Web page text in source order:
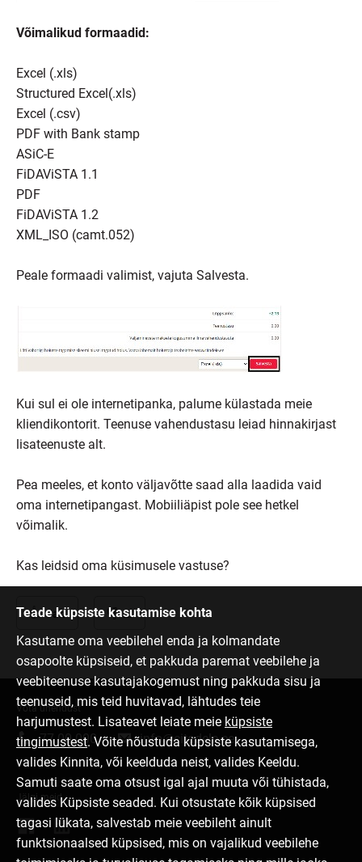
Võimalikud formaadid:
Excel (.xls)
Structured Excel(.xls)
Excel (.csv)
PDF with Bank stamp
ASiC-E
FiDAViSTA 1.1
PDF
FiDAViSTA 1.2
XML_ISO (camt.052)
Peale formaadi valimist, vajuta Salvesta.
Kui sul ei ole internetipanka, palume külastada meie
kliendikontorit. Teenuse vahendustasu leiad hinnakirjast
lisateenuste alt.
Pea meeles, et konto väljavõtte saad alla laadida vaid
oma internetipangast. Mobiiliäpist pole see hetkel
võimalik.
Kas leidsid oma küsimusele vastuse?
Jah Ei
Teade küpsiste kasutamise kohta
Kasutame oma veebilehel enda ja kolmandate
osapoolte küpsiseid, et pakkuda paremat veebilehe ja
veebiteenuse kasutajakogemust ning pakkuda sisu ja
teenuseid, mis teid huvitavad, lähtudes teie
harjumustest. Lisateavet leiate meie küpsiste
tingimustest. Võite nõustuda küpsiste kasutamisega,
valides Kinnita, või keelduda neist, valides Keeldu.
Samuti saate oma otsust igal ajal muuta või tühistada,
valides Küpsiste seaded. Kui otsustate kõik küpsised
tagasi lükata, salvestab meie veebileht ainult
funktsionaalsed küpsised, mis on vajalikud veebilehe
Võta ühendust
77 00 000 info@citadele.ee
Jälgi meid